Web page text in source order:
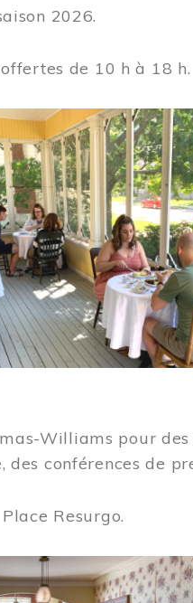
2026.
de 10 h à 18 h.
Williams pour
conférences de
Resurgo.